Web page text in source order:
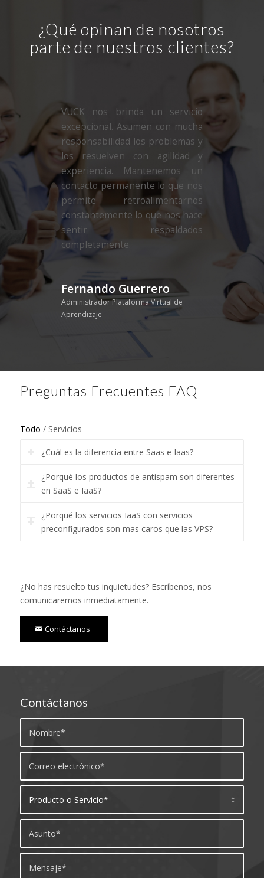
¿Qué opinan de nosotros
parte de nuestros clientes?
VUCK nos brinda un servicio
excepcional. Asumen con mucha
responsabilidad los problemas y
los resuelven con agilidad y
experiencia. Mantenemos un
contacto permanente lo que nos
permite retroalimentarnos
constantemente lo que nos hace
sentir respaldados
completamente.
Fernando Guerrero
Administrador Plataforma Virtual de
Aprendizaje
Preguntas Frecuentes FAQ
Todo / Servicios
¿Cuál es la diferencia entre Saas e Iaas?
¿Porqué los productos de antispam son diferentes
en SaaS e IaaS?
¿Porqué los servicios IaaS con servicios
preconfigurados son mas caros que las VPS?
¿No has resuelto tus inquietudes? Escríbenos, nos
comunicaremos inmediatamente.
Contáctanos
Contáctanos